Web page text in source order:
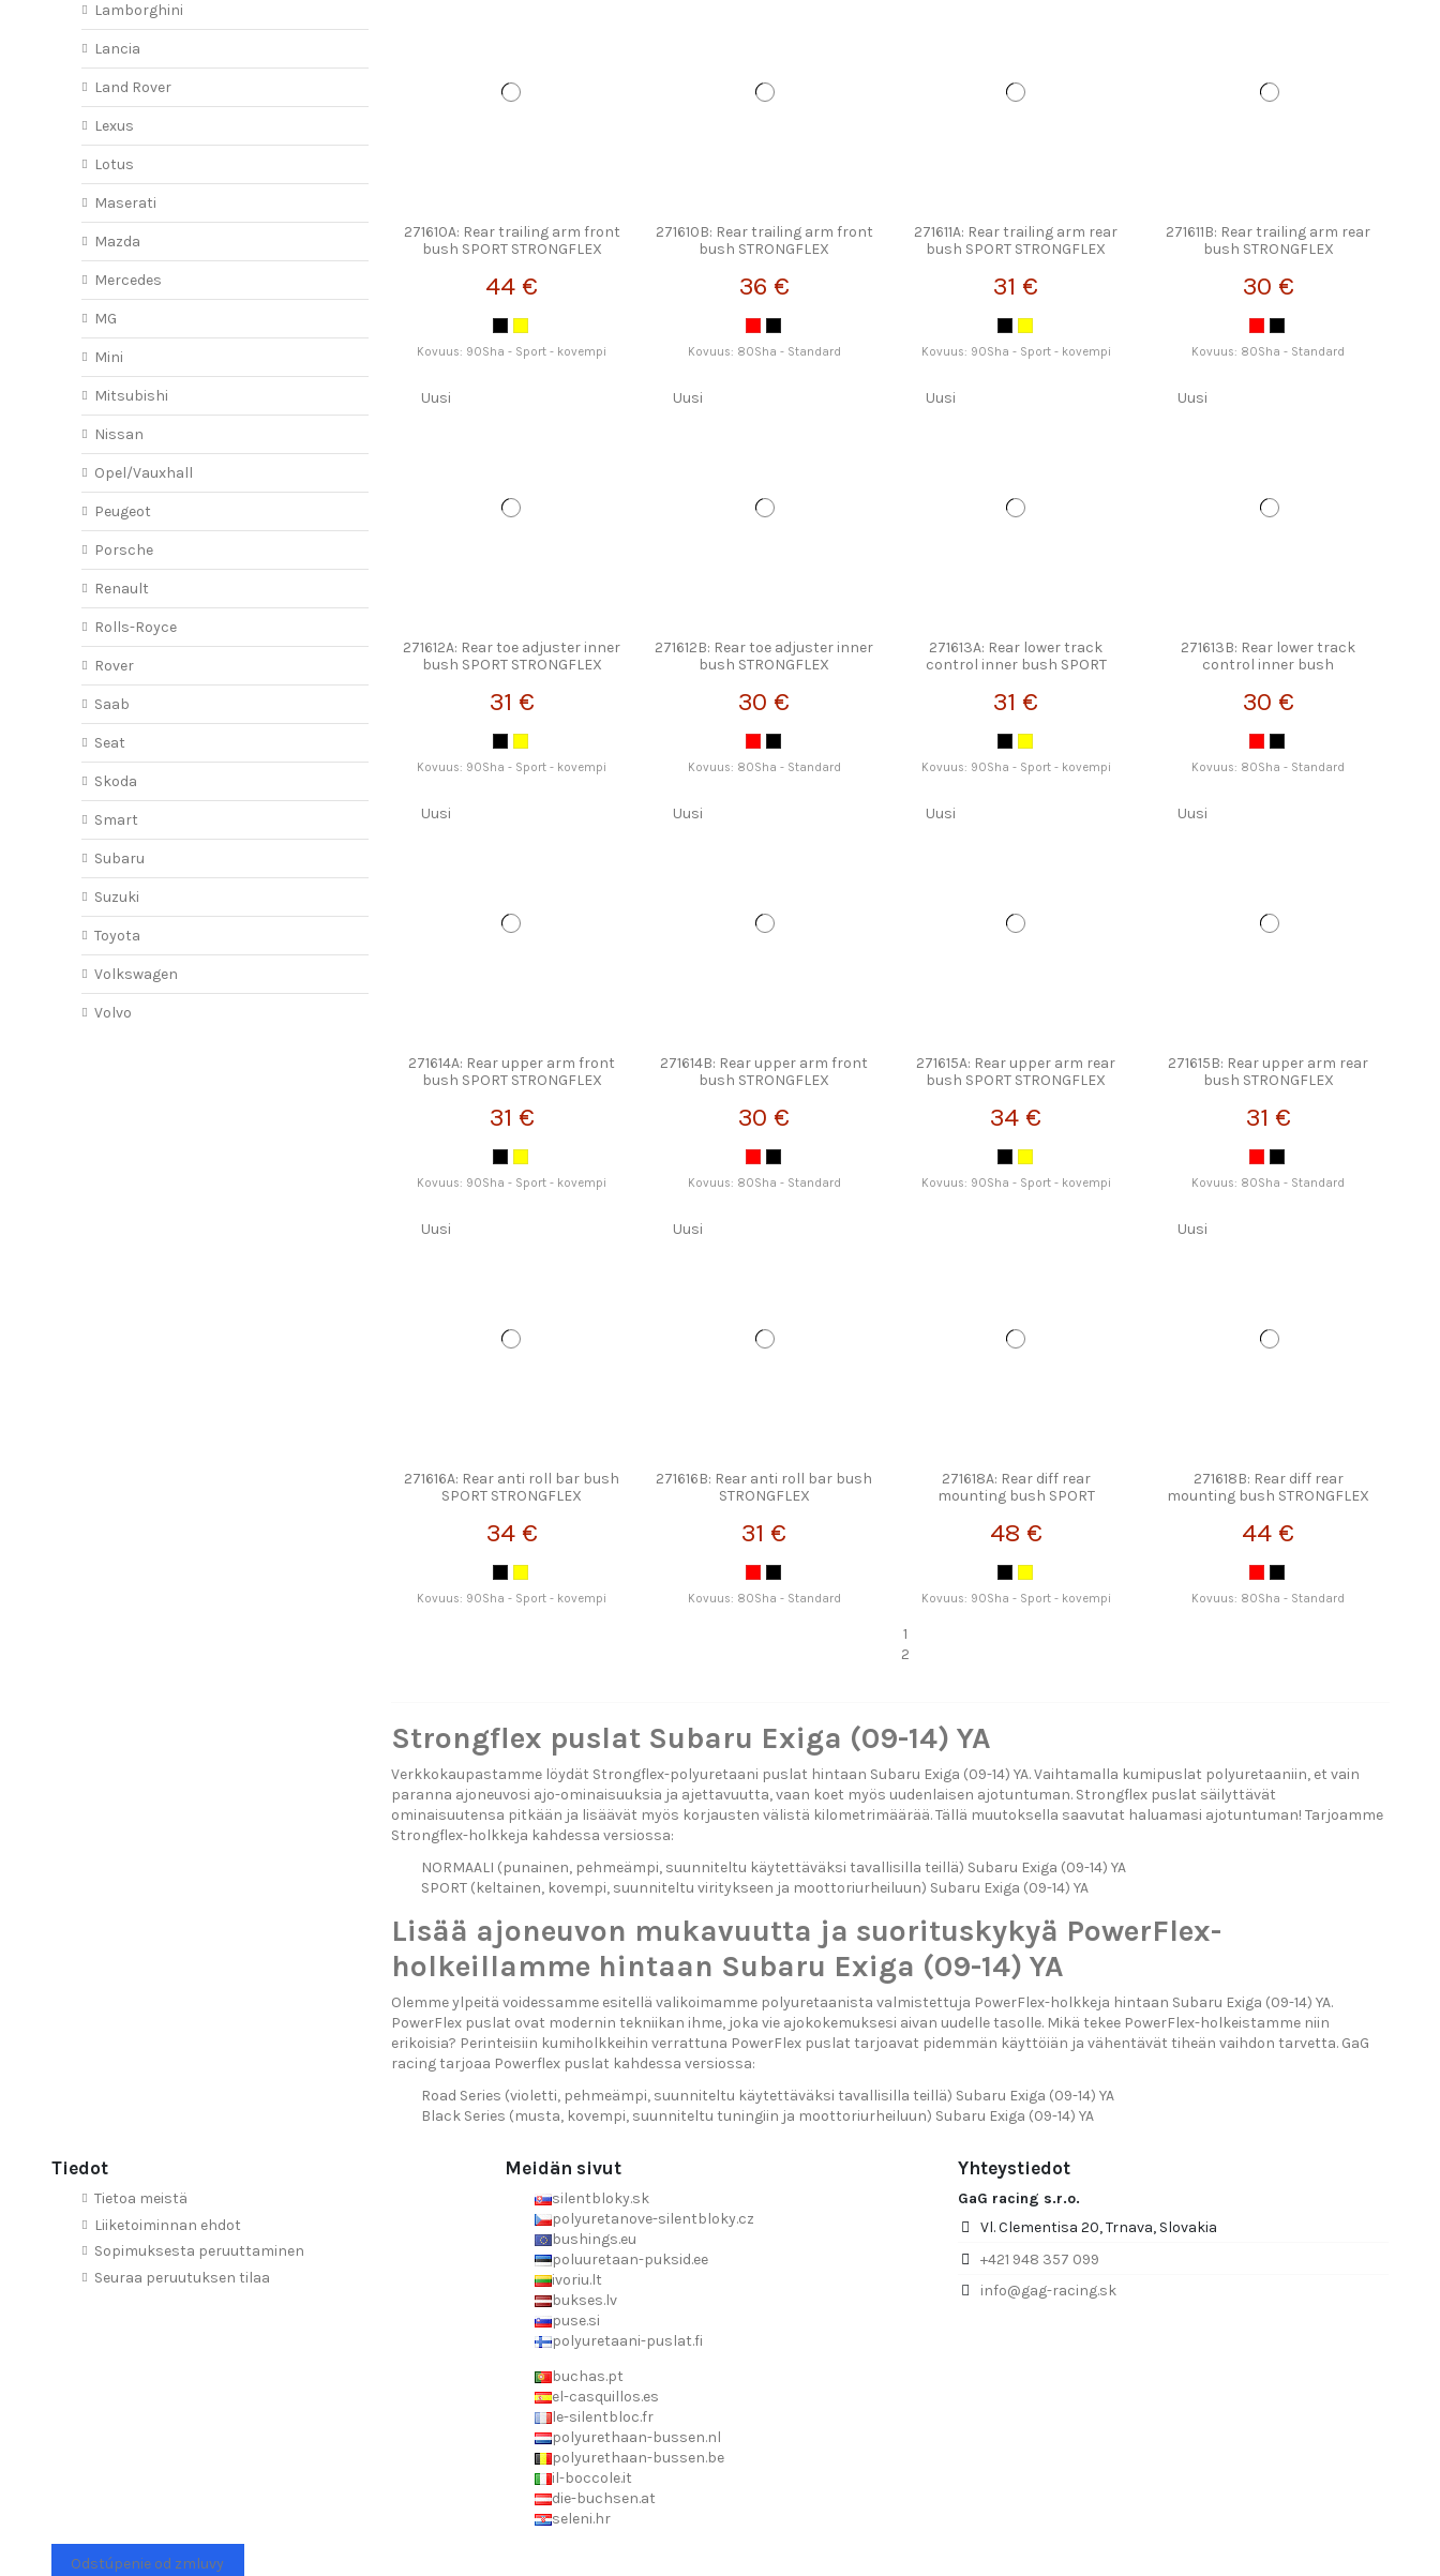
271610A: Rear trailing arm front
bush SPORT STRONGFLEX
44 €
Kovuus: 90Sha - Sport - kovempi
271610B: Rear trailing arm front
bush STRONGFLEX
36 €
Kovuus: 80Sha - Standard
271611A: Rear trailing arm rear
bush SPORT STRONGFLEX
31 €
Kovuus: 90Sha - Sport - kovempi
271611B: Rear trailing arm rear
bush STRONGFLEX
30 €
Kovuus: 80Sha - Standard
Uusi
271612A: Rear toe adjuster inner
bush SPORT STRONGFLEX
31 €
Kovuus: 90Sha - Sport - kovempi
Uusi
271612B: Rear toe adjuster inner
bush STRONGFLEX
30 €
Kovuus: 80Sha - Standard
Uusi
271613A: Rear lower track
control inner bush SPORT
31 €
Kovuus: 90Sha - Sport - kovempi
Uusi
271613B: Rear lower track
control inner bush
30 €
Kovuus: 80Sha - Standard
Uusi
271614A: Rear upper arm front
bush SPORT STRONGFLEX
31 €
Kovuus: 90Sha - Sport - kovempi
Uusi
271614B: Rear upper arm front
bush STRONGFLEX
30 €
Kovuus: 80Sha - Standard
Uusi
271615A: Rear upper arm rear
bush SPORT STRONGFLEX
34 €
Kovuus: 90Sha - Sport - kovempi
Uusi
271615B: Rear upper arm rear
bush STRONGFLEX
31 €
Kovuus: 80Sha - Standard
Uusi
271616A: Rear anti roll bar bush
SPORT STRONGFLEX
34 €
Kovuus: 90Sha - Sport - kovempi
Uusi
271616B: Rear anti roll bar bush
STRONGFLEX
31 €
Kovuus: 80Sha - Standard
271618A: Rear diff rear
mounting bush SPORT
48 €
Kovuus: 90Sha - Sport - kovempi
Uusi
271618B: Rear diff rear
mounting bush STRONGFLEX
44 €
Kovuus: 80Sha - Standard
1
2
Strongflex puslat Subaru Exiga (09-14) YA
Verkkokaupastamme löydät Strongflex-polyuretaani puslat hintaan Subaru Exiga (09-14) YA. Vaihtamalla kumipuslat polyuretaaniin, et vain
paranna ajoneuvosi ajo-ominaisuuksia ja ajettavuutta, vaan koet myös uudenlaisen ajotuntuman. Strongflex puslat säilyttävät
ominaisuutensa pitkään ja lisäävät myös korjausten välistä kilometrimäärää. Tällä muutoksella saavutat haluamasi ajotuntuman! Tarjoamme
Strongflex-holkkeja kahdessa versiossa:
NORMAALI (punainen, pehmeämpi, suunniteltu käytettäväksi tavallisilla teillä) Subaru Exiga (09-14) YA
SPORT (keltainen, kovempi, suunniteltu viritykseen ja moottoriurheiluun) Subaru Exiga (09-14) YA
Lisää ajoneuvon mukavuutta ja suorituskykyä PowerFlex-
holkeillamme hintaan Subaru Exiga (09-14) YA
Olemme ylpeitä voidessamme esitellä valikoimamme polyuretaanista valmistettuja PowerFlex-holkkeja hintaan Subaru Exiga (09-14) YA.
PowerFlex puslat ovat modernin tekniikan ihme, joka vie ajokokemuksesi aivan uudelle tasolle. Mikä tekee PowerFlex-holkeistamme niin
erikoisia? Perinteisiin kumiholkkeihin verrattuna PowerFlex puslat tarjoavat pidemmän käyttöiän ja vähentävät tiheän vaihdon tarvetta. GaG
racing tarjoaa Powerflex puslat kahdessa versiossa:
Road Series (violetti, pehmeämpi, suunniteltu käytettäväksi tavallisilla teillä) Subaru Exiga (09-14) YA
Black Series (musta, kovempi, suunniteltu tuningiin ja moottoriurheiluun) Subaru Exiga (09-14) YA
Lamborghini
Lancia
Land Rover
Lexus
Lotus
Maserati
Mazda
Mercedes
MG
Mini
Mitsubishi
Nissan
Opel/Vauxhall
Peugeot
Porsche
Renault
Rolls-Royce
Rover
Saab
Seat
Skoda
Smart
Subaru
Suzuki
Toyota
Volkswagen
Volvo
Tiedot
Tietoa meistä
Liiketoiminnan ehdot
Sopimuksesta peruuttaminen
Seuraa peruutuksen tilaa
Meidän sivut
silentbloky.sk
polyuretanove-silentbloky.cz
bushings.eu
poluuretaan-puksid.ee
ivoriu.lt
bukses.lv
puse.si
polyuretaani-puslat.fi
buchas.pt
el-casquillos.es
le-silentbloc.fr
polyurethaan-bussen.nl
polyurethaan-bussen.be
il-boccole.it
die-buchsen.at
seleni.hr
Yhteystiedot
GaG racing s.r.o.
Vl. Clementisa 20, Trnava, Slovakia
+421 948 357 099
info@gag-racing.sk
Odstúpenie od zmluvy